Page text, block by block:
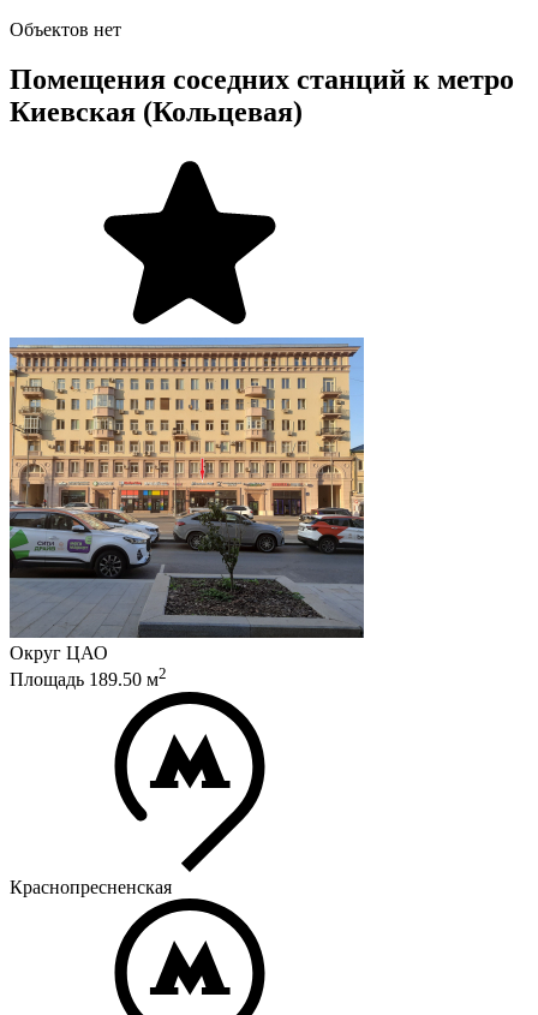
Объектов нет
Помещения соседних станций к метро
Киевская (Кольцевая)
Округ ЦАО
Площадь 189.50 м2
Краснопресненская